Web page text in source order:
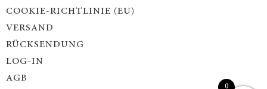
COOKIE-RICHTLINIE (EU)
VERSAND
RÜCKSENDUNG
LOG-IN
AGB
0